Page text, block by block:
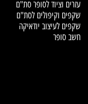
לסופר סת"ם
לסת"ם